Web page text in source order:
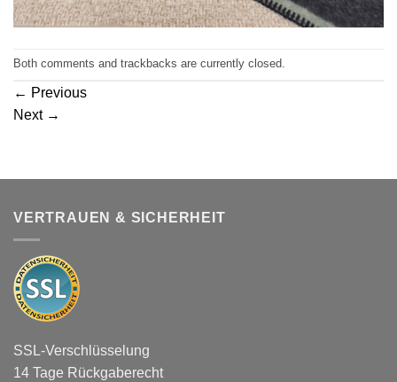
Both comments and trackbacks are currently closed.
← Previous
Next →
VERTRAUEN & SICHERHEIT
SSL-Verschlüsselung
14 Tage Rückgaberecht